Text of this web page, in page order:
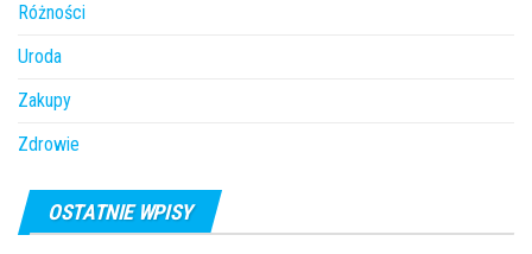
Różności
Uroda
Zakupy
Zdrowie
OSTATNIE WPISY